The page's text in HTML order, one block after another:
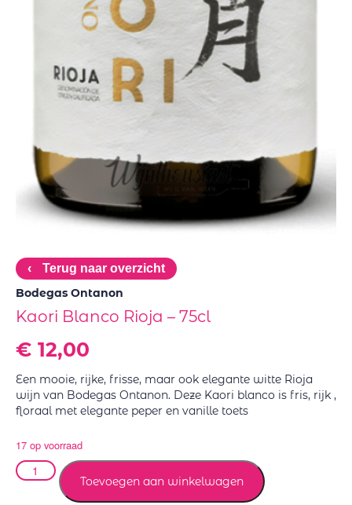
‹ Terug naar overzicht
Bodegas Ontanon
Kaori Blanco Rioja – 75cl
€ 12,00
Een mooie, rijke, frisse, maar ook elegante witte Rioja
wijn van Bodegas Ontanon. Deze Kaori blanco is fris, rijk ,
floraal met elegante peper en vanille toets
17 op voorraad
Toevoegen aan winkelwagen